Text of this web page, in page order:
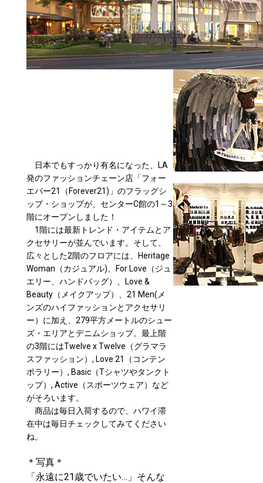
日本でもすっかり有名になった、LA
発のファッションチェーン店「フォー
エバー21（Forever21)」のフラッグシ
ップ・ショップが、センターC館の1～3
階にオープンしました！
1階には最新トレンド・アイテムとア
クセサリーが並んでいます。そして、
広々とした2階のフロアには、Heritage
Woman（カジュアル)、For Love（ジュ
エリー、ハンドバッグ）、Love &
Beauty（メイクアップ）、21 Men(メ
ンズのハイファッションとアクセサリ
ー）に加え、279平方メートルのシュー
ズ・エリアとデニムショップ。最上階
の3階にはTwelve x Twelve（グラマラ
スファッション）, Love 21（コンテン
ポラリー）, Basic（Tシャツやタンクト
ップ）, Active（スポーツウェア）など
がそろいます。
商品は毎日入荷するので、ハワイ滞
在中は毎日チェックしてみてください
ね。
＊写真＊
「永遠に21歳でいたい…」そんな